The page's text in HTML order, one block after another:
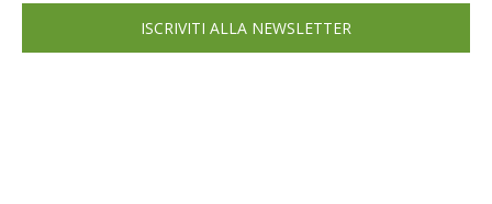
ISCRIVITI ALLA NEWSLETTER